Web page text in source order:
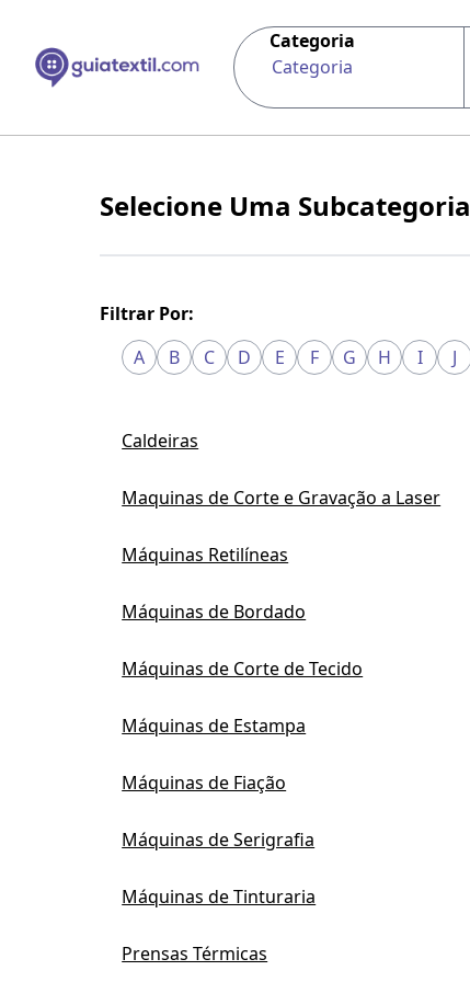
Categoria
Categoria
Selecione Uma Subcategoria
Filtrar Por:
A
B C D E F G H I J
Caldeiras
Maquinas de Corte e Gravação a Laser
Máquinas Retilíneas
Máquinas de Bordado
Máquinas de Corte de Tecido
Máquinas de Estampa
Máquinas de Fiação
Máquinas de Serigrafia
Máquinas de Tinturaria
Prensas Térmicas